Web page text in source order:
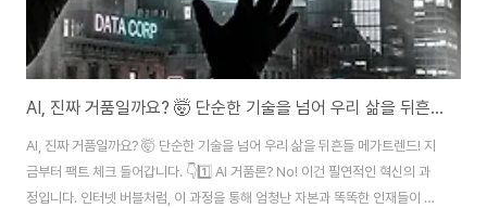
AI, 진짜 거품일까요? 🤯 단순한 기술을 넘어 우리 삶을 뒤흔들 메가트렌드!
AI, 진짜 거품일까요? 🤯 단순한 기술을 넘어 우리 삶을 뒤흔들 메가트렌드! 지
금부터 팩트 체크 들어갑니다. 👇1️⃣ AI 거품론? No! 이건 필연적인 혁신의 과
정입니다. 인터넷 버블처럼, 이 과정을 통해 엄청난 자본과 똑똑한 인재들이 AI